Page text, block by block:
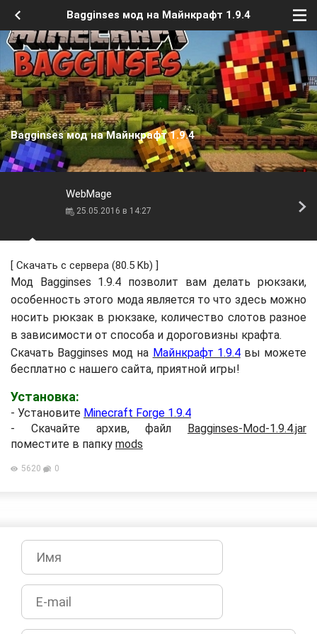
Bagginses мод на Майнкрафт 1.9.4
Bagginses мод на Майнкрафт 1.9.4
WebMage
25.05.2016 в 14:27
[ Скачать с сервера (80.5 Kb) ]
Мод Bagginses 1.9.4 позволит вам делать рюкзаки,
особенность этого мода является то что здесь можно
носить рюкзак в рюкзаке, количество слотов разное
в зависимости от способа и дороговизны крафта.
Скачать Bagginses мод на Майнкрафт 1.9.4вы можете
бесплатно с нашего сайта, приятной игры!
Установка:
- Установите Minecraft Forge 1.9.4
- Скачайте архив, файл Bagginses-Mod-1.9.4.jar
поместите в папку mods
5620 0